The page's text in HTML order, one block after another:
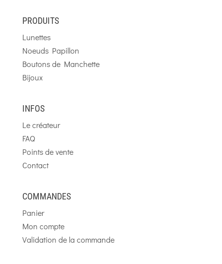
PRODUITS
Lunettes
Noeuds Papillon
Boutons de Manchette
Bijoux
INFOS
Le créateur
FAQ
Points de vente
Contact
COMMANDES
Panier
Mon compte
Validation de la commande